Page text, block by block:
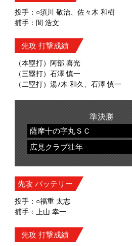
投手：○須川 敬治、佐々木 和樹
捕手：間 浩文
先攻 打撃成績
（本塁打）阿部 喜光
（三塁打）石澤 慎一
（二塁打）湯ﾉ木 和久、石澤 慎一
準決勝
薩摩十の字丸ＳＣ
広見クラブ壮年
先攻 バッテリー
投手：○福重 太志
捕手：上山 幸一
先攻 打撃成績